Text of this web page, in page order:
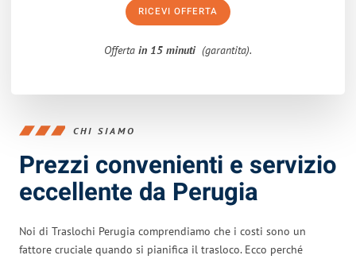
RICEVI OFFERTA
Offerta in 15 minuti (garantita).
CHI SIAMO
Prezzi convenienti e servizio
eccellente da Perugia
Noi di Traslochi Perugia comprendiamo che i costi sono un
fattore cruciale quando si pianifica il trasloco. Ecco perché